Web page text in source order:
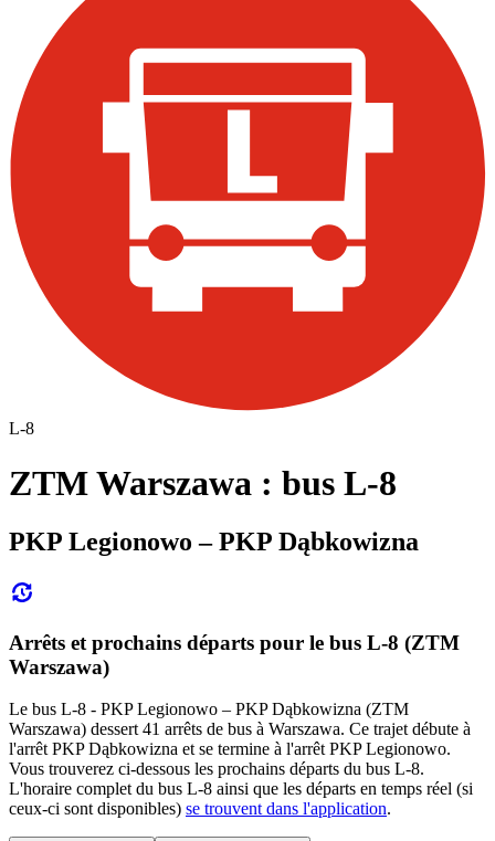
L-8
ZTM Warszawa : bus L-8
PKP Legionowo – PKP Dąbkowizna
Arrêts et prochains départs pour le bus L-8 (ZTM
Warszawa)
Le bus L-8 - PKP Legionowo – PKP Dąbkowizna (ZTM
Warszawa) dessert 41 arrêts de bus à Warszawa. Ce trajet débute à
l'arrêt PKP Dąbkowizna et se termine à l'arrêt PKP Legionowo.
Vous trouverez ci-dessous les prochains départs du bus L-8.
L'horaire complet du bus L-8 ainsi que les départs en temps réel (si
ceux-ci sont disponibles) se trouvent dans l'application.